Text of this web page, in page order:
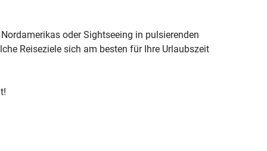
oder Sightseeing in pulsierenden
Reiseziele sich am besten für Ihre Urlaubszeit